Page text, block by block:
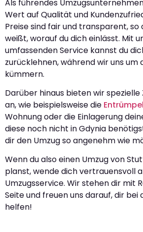
Als führendes
Wert auf Qualität und
Preise sind fair und transparent, so
weißt, worauf du dich einlässt. Mit
umfassenden Service kannst du
zurücklehnen, während wir uns um
kümmern.
Darüber hinaus bieten wir
an, wie beispielsweise die
Wohnung oder die Einlagerung
diese noch nicht in Gdynia
dir den Umzug so angenehm wie
Wenn du also einen Umzug von
planst, wende dich vertrauensvoll
Umzugsservice. Wir stehen dir mit
Seite und freuen uns darauf, dir bei
helfen!